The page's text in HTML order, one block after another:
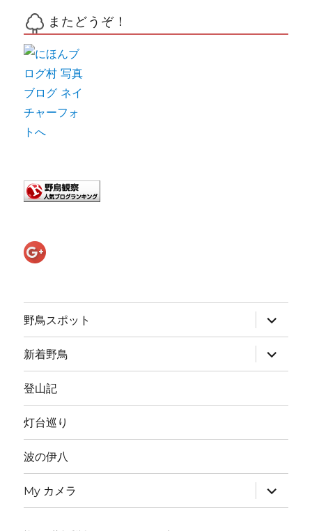
またどうぞ！
野鳥スポット
サ
ブ
メ
ニ
ュ
ー
開
新着野鳥
サ
ブ
メ
ー
開
登山記
灯台巡り
波の伊八
My カメラ
サ
ブ
メ